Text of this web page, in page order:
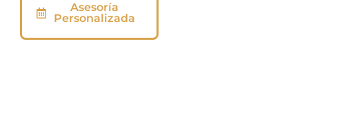
Asesoría
Personalizada